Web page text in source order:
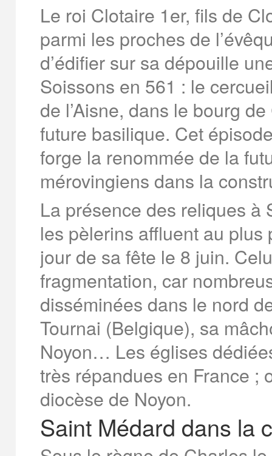
Le roi Clotaire 1er, fils de
parmi les proches de
d’édifier sur sa dépouille
Soissons en 561 : le
de l’Aisne, dans le bourg
future basilique. Cet
forge la renommée de la
mérovingiens dans la
La présence des reliques à
les pèlerins affluent au
jour de sa fête le 8 juin.
fragmentation, car
disséminées dans le nord
Tournai (Belgique), sa
Noyon… Les églises
très répandues en France ;
diocèse de Noyon.
Saint Médard dans la